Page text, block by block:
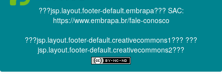
???jsp.layout.footer-default.embrapa??? SAC:
https://www.embrapa.br/fale-conosco
???jsp.layout.footer-default.creativecommons1??? ???
jsp.layout.footer-default.creativecommons2???